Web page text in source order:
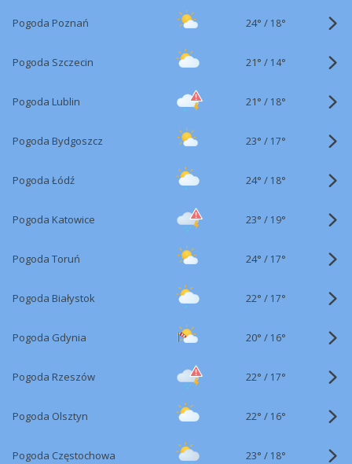
Pogoda Poznań 24° / 18°
Pogoda Szczecin 21° / 14°
Pogoda Lublin 21° / 18°
Pogoda Bydgoszcz 23° / 17°
Pogoda Łódź 24° / 18°
Pogoda Katowice 23° / 19°
Pogoda Toruń 24° / 17°
Pogoda Białystok 22° / 17°
Pogoda Gdynia 20° / 16°
Pogoda Rzeszów 22° / 17°
Pogoda Olsztyn 22° / 16°
Pogoda Częstochowa 23° / 18°